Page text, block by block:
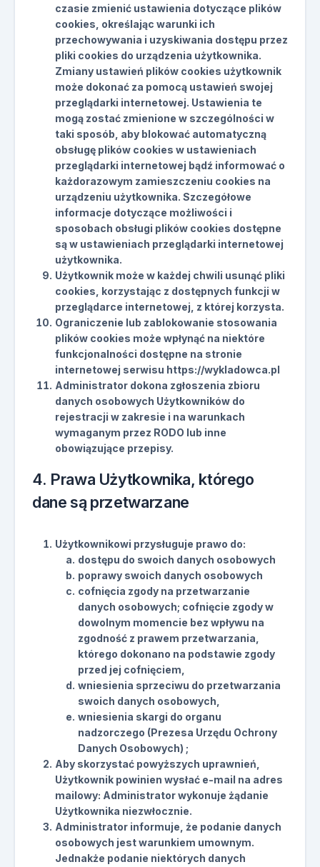
czasie zmienić ustawienia dotyczące plików
cookies, określając warunki ich
przechowywania i uzyskiwania dostępu przez
pliki cookies do urządzenia użytkownika.
Zmiany ustawień plików cookies użytkownik
może dokonać za pomocą ustawień swojej
przeglądarki internetowej. Ustawienia te
mogą zostać zmienione w szczególności w
taki sposób, aby blokować automatyczną
obsługę plików cookies w ustawieniach
przeglądarki internetowej bądź informować o
każdorazowym zamieszczeniu cookies na
urządzeniu użytkownika. Szczegółowe
informacje dotyczące możliwości i
sposobach obsługi plików cookies dostępne
są w ustawieniach przeglądarki internetowej
użytkownika.
Użytkownik może w każdej chwili usunąć pliki
cookies, korzystając z dostępnych funkcji w
przeglądarce internetowej, z której korzysta.
Ograniczenie lub zablokowanie stosowania
plików cookies może wpłynąć na niektóre
funkcjonalności dostępne na stronie
internetowej serwisu https://wykladowca.pl
Administrator dokona zgłoszenia zbioru
danych osobowych Użytkowników do
rejestracji w zakresie i na warunkach
wymaganym przez RODO lub inne
obowiązujące przepisy.
4. Prawa Użytkownika, którego
dane są przetwarzane
Użytkownikowi przysługuje prawo do:
dostępu do swoich danych osobowych
poprawy swoich danych osobowych
cofnięcia zgody na przetwarzanie
danych osobowych; cofnięcie zgody w
dowolnym momencie bez wpływu na
zgodność z prawem przetwarzania,
którego dokonano na podstawie zgody
przed jej cofnięciem,
wniesienia sprzeciwu do przetwarzania
swoich danych osobowych,
wniesienia skargi do organu
nadzorczego (Prezesa Urzędu Ochrony
Danych Osobowych) ;
Aby skorzystać powyższych uprawnień,
Użytkownik powinien wysłać e-mail na adres
mailowy: Administrator wykonuje żądanie
Użytkownika niezwłocznie.
Administrator informuje, że podanie danych
osobowych jest warunkiem umownym.
Jednakże podanie niektórych danych